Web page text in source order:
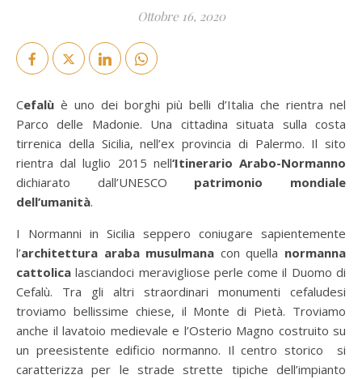
Ottobre 16, 2020
Cefalù è uno dei borghi più belli d’Italia che rientra nel
Parco delle Madonie. Una cittadina situata sulla costa
tirrenica della Sicilia, nell’ex provincia di Palermo. Il sito
rientra dal luglio 2015 nell‘Itinerario Arabo-Normanno
dichiarato dall’UNESCO patrimonio mondiale
dell’umanità.
I Normanni in Sicilia seppero coniugare sapientemente
l’architettura araba musulmana con quella normanna
cattolica lasciandoci meravigliose perle come il Duomo di
Cefalù. Tra gli altri straordinari monumenti cefaludesi
troviamo bellissime chiese, il Monte di Pietà. Troviamo
anche il lavatoio medievale e l’Osterio Magno costruito su
un preesistente edificio normanno. Il centro storico si
caratterizza per le strade strette tipiche dell’impianto